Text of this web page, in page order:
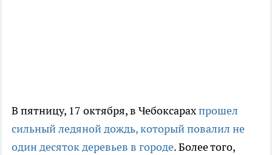
В пятницу, 17 октября, в Чебоксарахпрошел
сильный ледяной дождь, который повалил не
один десяток деревьев в городе. Более того,